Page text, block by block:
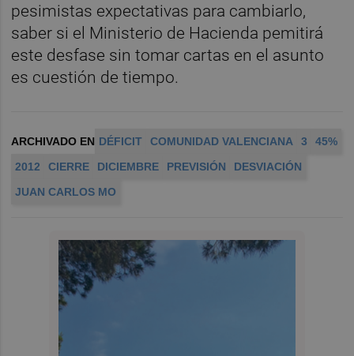
pesimistas expectativas para cambiarlo,
saber si el Ministerio de Hacienda pemitirá
este desfase sin tomar cartas en el asunto
es cuestión de tiempo.
ARCHIVADO EN DÉFICIT COMUNIDAD VALENCIANA 3
45%
2012
CIERRE DICIEMBRE PREVISIÓN
DESVIACIÓN
JUAN CARLOS MO